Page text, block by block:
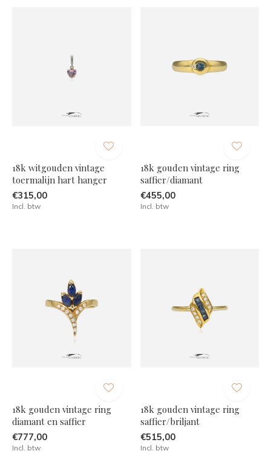
18k witgouden vintage
toermalijn hart hanger
€315,00
Incl. btw
18k gouden vintage ring
saffier/diamant
€455,00
Incl. btw
18k gouden vintage ring
diamant en saffier
€777,00
Incl. btw
18k gouden vintage ring
saffier/briljant
€515,00
Incl. btw